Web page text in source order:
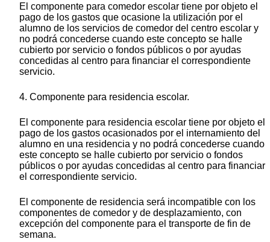
El componente para comedor escolar tiene por objeto el
pago de los gastos que ocasione la utilización por el
alumno de los servicios de comedor del centro escolar y
no podrá concederse cuando este concepto se halle
cubierto por servicio o fondos públicos o por ayudas
concedidas al centro para financiar el correspondiente
servicio.
4. Componente para residencia escolar.
El componente para residencia escolar tiene por objeto el
pago de los gastos ocasionados por el internamiento del
alumno en una residencia y no podrá concederse cuando
este concepto se halle cubierto por servicio o fondos
públicos o por ayudas concedidas al centro para financiar
el correspondiente servicio.
El componente de residencia será incompatible con los
componentes de comedor y de desplazamiento, con
excepción del componente para el transporte de fin de
semana.